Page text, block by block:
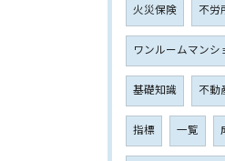
火災保険 不労
ワンルームマンシ
基礎知識 不動
指標 一覧